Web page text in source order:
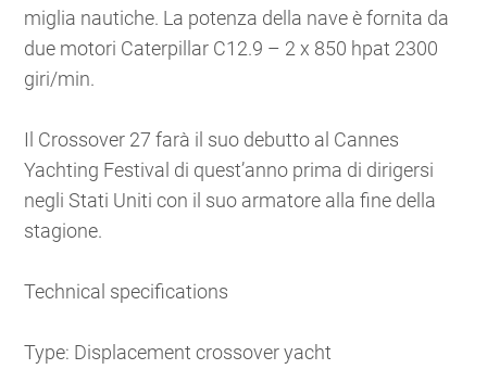
miglia nautiche. La potenza della nave è fornita da
due motori Caterpillar C12.9 – 2 x 850 hpat 2300
giri/min.
Il Crossover 27 farà il suo debutto al Cannes
Yachting Festival di quest’anno prima di dirigersi
negli Stati Uniti con il suo armatore alla fine della
stagione.
Technical specifications
Type: Displacement crossover yacht